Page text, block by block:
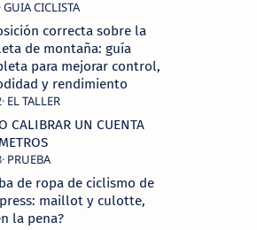
correcta sobre la
de montaña: guía
para mejorar control,
y rendimiento
CALIBRAR UN CUENTA
de ropa de ciclismo de
maillot y culotte,
la pena?